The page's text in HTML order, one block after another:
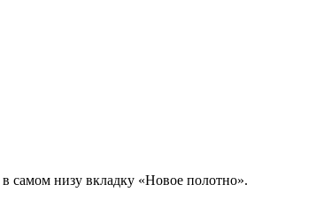
низу вкладку «Новое полотно».